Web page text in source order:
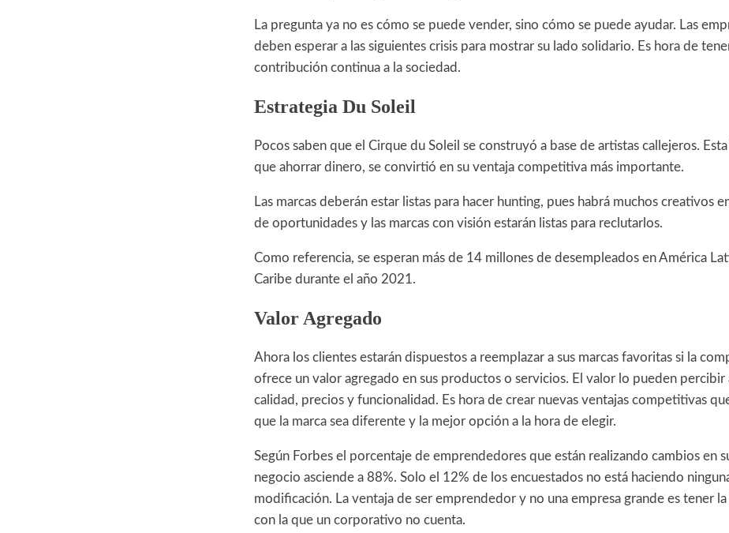
La pregunta ya no es cómo se puede vender, sino cómo se puede ayudar. Las
deben esperar a las siguientes crisis para mostrar su lado solidario. Es hora de
contribución continua a la sociedad.
Estrategia Du Soleil
Pocos saben que el Cirque du Soleil se construyó a base de artistas callejeros.
que ahorrar dinero, se convirtió en su ventaja competitiva más importante.
Las marcas deberán estar listas para hacer hunting, pues habrá muchos creativos
de oportunidades y las marcas con visión estarán listas para reclutarlos.
Como referencia, se esperan más de 14 millones de desempleados en América
Caribe durante el año 2021.
Valor Agregado
Ahora los clientes estarán dispuestos a reemplazar a sus marcas favoritas si la
ofrece un valor agregado en sus productos o servicios. El valor lo pueden percibir
calidad, precios y funcionalidad. Es hora de crear nuevas ventajas competitivas
que la marca sea diferente y la mejor opción a la hora de elegir.
Según Forbes el porcentaje de emprendedores que están realizando cambios en
negocio asciende a 88%. Solo el 12% de los encuestados no está haciendo
modificación. La ventaja de ser emprendedor y no una empresa grande es tener
con la que un corporativo no cuenta.